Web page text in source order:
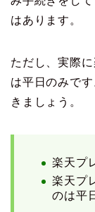
はあります。
ただし、実際
は平日のみで
きましょう。
楽天プ
楽天プ
のは平